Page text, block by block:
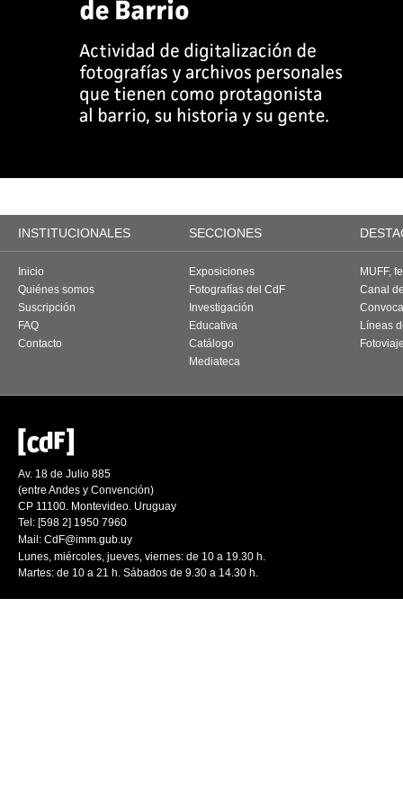
INSTITUCIONALES SECCIONES
Inicio
Quiénes somos
Suscripción
FAQ
Contacto
Exposiciones
Fotografías del CdF
Investigación
Educativa
Catálogo
Mediateca
MUFF,
Canal
Líneas
Av. 18 de Julio 885
(entre Andes y Convención)
CP 11100. Montevideo. Uruguay
Tel: [598 2] 1950 7960
Mail: CdF@imm.gub.uy
Lunes, miércoles, jueves, viernes: de 10 a 19.30 h.
Martes: de 10 a 21 h. Sábados de 9.30 a 14.30 h.